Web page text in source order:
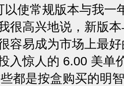
以使常规版本与我一
很高兴地说，新版
容易成为市场上最
入惊人的 6.00 美单
都是按盒购买的明